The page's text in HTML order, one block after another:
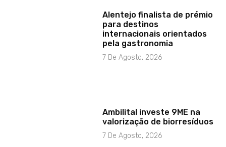
Alentejo finalista de prémio
para destinos
internacionais orientados
pela gastronomia
7 De Agosto, 2026
Ambilital investe 9ME na
valorização de biorresíduos
7 De Agosto, 2026